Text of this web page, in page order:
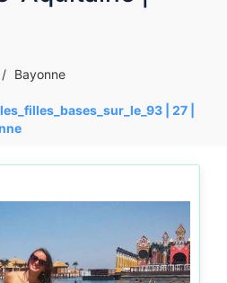
Bayonne
| 27 |